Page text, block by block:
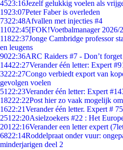
4523:16Jezelf gelukkig voelen als
1923:07Peter Faber is overleden
7322:48Afvallen met injecties #4
11022:45[FOK!Voetbalmanager 2026/
11822:37Jonge Cambridge professor
en leugens
9022:36ARC Raiders #7 - Don’t
14422:27Verander één letter: Expert
3222:27Congo verbiedt export van
gevolgen voelen
51 22:23Verander één letter: Expert
18222:22Post hier zo vaak mogelijk
1622:21Verander één letter. Expert #
251 22:20Asielzoekers #22 : Het
201 22:16Verander een letter expert
6822:14Roddelpraat onder vuur:
minderjarigen deel 2